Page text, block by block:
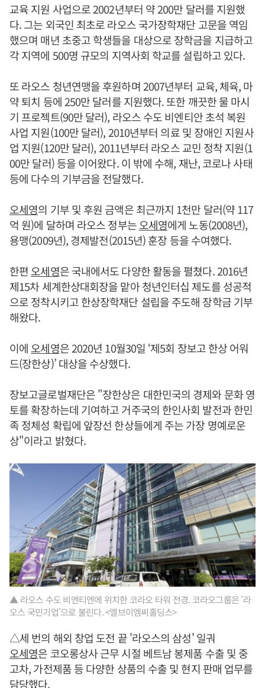
교육 지원 사업으로 2002년부터 약 200만 달러를 지원했
다. 그는 외국인 최초로 라오스 국가장학재단 고문을 역임
했으며 매년 초중고 학생들을 대상으로 장학금을 지급하고
각 지역에 500명 규모의 지역사회 학교를 설립하고 있다.
또 라오스 청년연맹을 후원하며 2007년부터 교육, 체육, 마
약 퇴치 등에 250만 달러를 지원했다. 또한 깨끗한 물 마시
기 프로젝트(90만 달러), 라오스 수도 비엔티안 초석 복원
사업 지원(100만 달러), 2010년부터 의료 및 장애인 지원사
업 지원(120만 달러), 2011년부터 라오스 교민 정착 지원(1
00만 달러) 등을 이어왔다. 이 밖에 수해, 재난, 코로나 사태
등에 다수의 기부금을 전달했다.
오세영의 기부 및 후원 금액은 최근까지 1천만 달러(약 117
억 원)에 달하며 라오스 정부는오세영에게 노동(2008년),
용맹(2009년), 경제발전(2015년) 훈장 등을 수여했다.
한편 오세영은 국내에서도 다양한 활동을 펼쳤다. 2016년
제15차 세계한상대회장을 맡아 청년인터십 제도를 성공적
으로 정착시키고 한상장학재단 설립을 주도해 장학금 기부
해왔다.
이에 오세영은 2020년 10월30일 ‘제5회 장보고 한상 어워
드(장한상)’ 대상을 수상했다.
장보고글로벌재단은 "장한상은 대한민국의 경제와 문화 영
토를 확장하는데 기여하고 거주국의 한인사회 발전과 한민
족 정체성 확립에 앞장선 한상들에게 주는 가장 명예로운
상"이라고 밝혔다.
▲ 라오스 수도 비엔티엔에 위치한 코라오 타워 전경. 코라오그룹은 '라
오스 국민기업'으로 불린다. <엘브이엠씨홀딩스>
△세 번의 해외 창업 도전 끝 '라오스의 삼성' 일궈
오세영은 코오롱상사 근무 시절 베트남 봉제품 수출 및 중
고차, 가전제품 등 다양한 상품의 수출 및 현지 판매 업무를
담당했다.